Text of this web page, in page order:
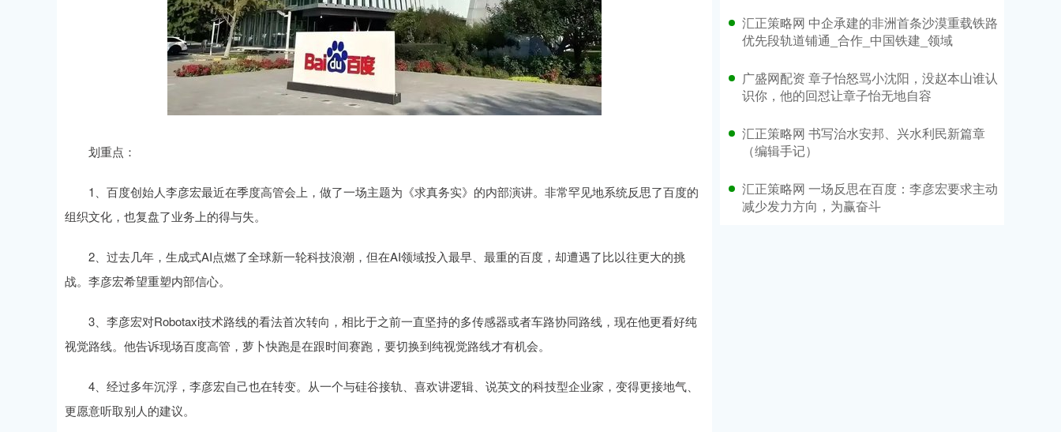
划重点：
1、百度创始人李彦宏最近在季度高管会上，做了一场主题为《求真务实》的内部演讲。非常罕见地系统反思了百度的
组织文化，也复盘了业务上的得与失。
2、过去几年，生成式AI点燃了全球新一轮科技浪潮，但在AI领域投入最早、最重的百度，却遭遇了比以往更大的挑
战。李彦宏希望重塑内部信心。
3、李彦宏对Robotaxi技术路线的看法首次转向，相比于之前一直坚持的多传感器或者车路协同路线，现在他更看好纯
视觉路线。他告诉现场百度高管，萝卜快跑是在跟时间赛跑，要切换到纯视觉路线才有机会。
4、经过多年沉浮，李彦宏自己也在转变。从一个与硅谷接轨、喜欢讲逻辑、说英文的科技型企业家，变得更接地气、
更愿意听取别人的建议。
汇正策略网 中企承建的非洲首条沙漠重载铁路
优先段轨道铺通_合作_中国铁建_领域
广盛网配资 章子怡怒骂小沈阳，没赵本山谁认
识你，他的回怼让章子怡无地自容
汇正策略网 书写治水安邦、兴水利民新篇章
（编辑手记）
汇正策略网 一场反思在百度：李彦宏要求主动
减少发力方向，为赢奋斗